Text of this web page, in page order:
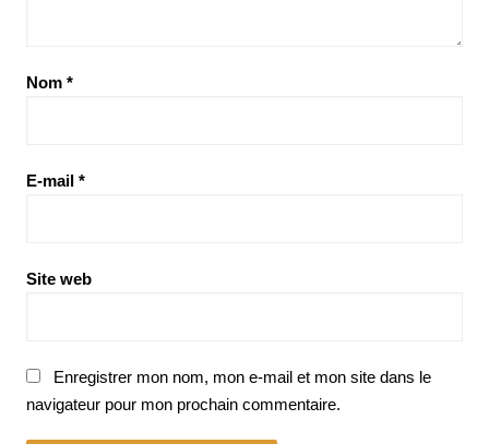
Nom *
E-mail *
Site web
Enregistrer mon nom, mon e-mail et mon site dans le
navigateur pour mon prochain commentaire.